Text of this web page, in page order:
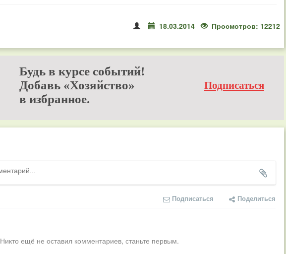
18.03.2014 Просмотров: 12212
Будь в курсе событий!
Добавь «Хозяйство»
в избранное.
Подписаться
Подписаться Поделиться
Никто ещё не оставил комментариев, станьте первым.